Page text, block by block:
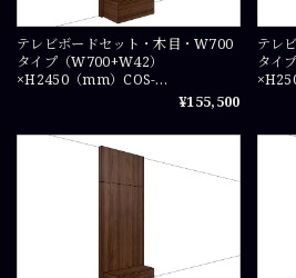
テレビボードセット・木目・W700
タイプ（W700+W42）
×H2450（mm）COS-
¥155,500
テレ
タイ